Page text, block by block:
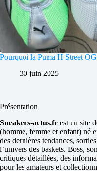
Pourquoi la Puma H Street
30 juin 2025
Présentation
Sneakers-actus.fr est un site
(homme, femme et enfant) né
des dernières tendances,
l’univers des baskets. Boss,
critiques détaillées, des
pour les amateurs et